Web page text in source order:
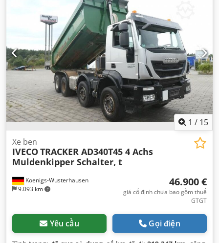
chiều dài không gian chứa hàng:5.500 mm
khoang hàng:
2.250 mm
, chiều cao khoang chứa hàng:
, Thiết bị:ABS, bộ sưởi đỗ xe, điều hòa không
1 / 15
Koenigs-Wusterhausen
9.093 km
Xe ben
IVECOTRACKER AD340T45 4 Achs
Muldenkipper Schalter, t
46.900 €
giá cố định chưa bao gồm thuế
GTGT
Yêu cầu Gọi điện